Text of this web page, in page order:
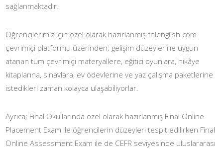
sağlanmaktadır.
Öğrencilerimiz için özel olarak hazırlanmış fnlenglish.com
çevrimiçi platformu üzerinden; gelişim düzeylerine uygun
atanan tüm çevrimiçi materyallere, eğitici oyunlara, hikâye
kitaplarına, sınavlara, ev ödevlerine ve yaz çalışma paketlerine
istedikleri zaman kolayca ulaşabiliyorlar.
Ayrıca; Final Okullarında özel olarak hazırlanmış Final Online
Placement Exam ile öğrencilerin düzeyleri tespit edilirken Final
Online Assessment Exam ile de CEFR seviyesinde uluslararası